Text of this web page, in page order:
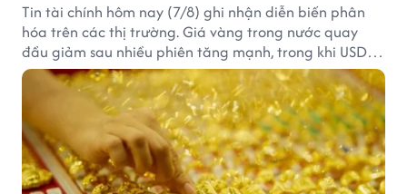
Tin tài chính hôm nay (7/8) ghi nhận diễn biến phân
hóa trên các thị trường. Giá vàng trong nước quay
đầu giảm sau nhiều phiên tăng mạnh, trong khi USD
tại ngân hàng tiếp tục suy yếu dù tỷ giá trung tâm lập
đỉnh mới.